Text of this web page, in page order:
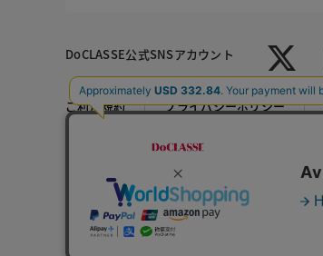
ホワイト
DoCLASSE公式SNSアカウント
ご利用規約 プライバシーポリシー